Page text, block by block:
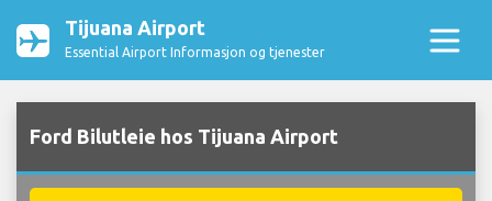
Tijuana Airport
Essential Airport Informasjon og tjenester
Ford Bilutleie hos Tijuana Airport